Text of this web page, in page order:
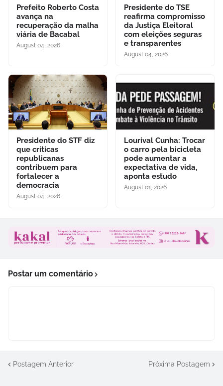
Prefeito Roberto Costa
avança na
recuperação da malha
viária de Bacabal
August 04, 2026
Presidente do TSE
reafirma compromisso
da Justiça Eleitoral
com eleições seguras
e transparentes
August 04, 2026
Presidente do STF diz
que críticas
republicanas
contribuem para
fortalecer a
democracia
August 04, 2026
Lourival Cunha: Trocar
o carro pela bicicleta
pode aumentar a
expectativa de vida,
aponta estudo
August 01, 2026
Postar um comentário
Postagem Anterior Próxima Postagem